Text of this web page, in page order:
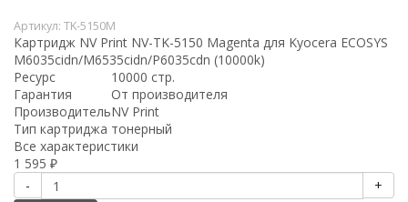
Артикул: TK-5150M
Картридж NV Print NV-TK-5150 Magenta для Kyocera ECOSYS
M6035cidn/M6535cidn/P6035cdn (10000k)
Ресурс
10000 стр.
Гарантия
От производителя
ПроизводительNV Print
Тип картриджа тонерный
Все характеристики
1 595 ₽
-
+